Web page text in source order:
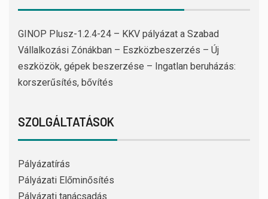
GINOP Plusz-1.2.4-24 – KKV pályázat a Szabad
Vállalkozási Zónákban – Eszközbeszerzés – Új
eszközök, gépek beszerzése – Ingatlan beruházás:
korszerűsítés, bővítés
SZOLGÁLTATÁSOK
Pályázatírás
Pályázati Előminősítés
Pályázati tanácsadás